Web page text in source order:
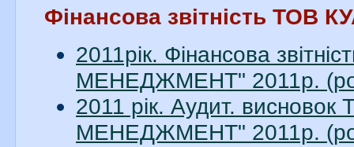
Фінансова звітність
2011рік. Фінансова
МЕНЕДЖМЕНТ" 2011р.
2011 рік. Аудит.
МЕНЕДЖМЕНТ" 2011р.